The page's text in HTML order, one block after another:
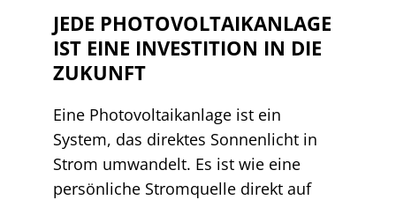
JEDE PHOTOVOLTAIKANLAGE
IST EINE INVESTITION IN DIE
ZUKUNFT
Eine Photovoltaikanlage ist ein
System, das direktes Sonnenlicht in
Strom umwandelt. Es ist wie eine
persönliche Stromquelle direkt auf